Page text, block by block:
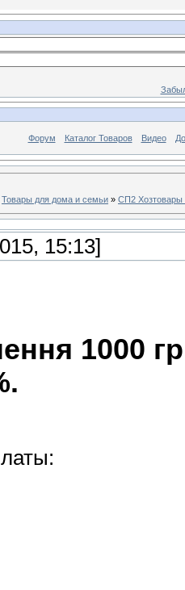
Форум Каталог Товаров Видео
Товары для дома и семьи » СП2 Хозтовары
15:13]
1000